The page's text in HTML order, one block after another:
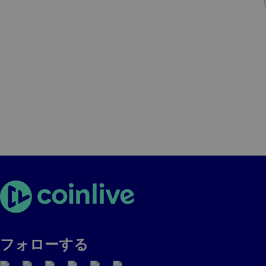
フォローする